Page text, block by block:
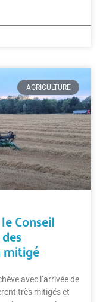
AGRICULTURE
Conseil
mitigé
avec l’arrivée de
très mitigés et